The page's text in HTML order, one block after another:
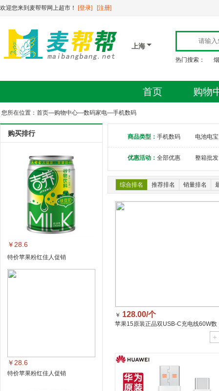
欢迎您来到麦帮帮网上超市！ [登录] [注册]
上海
热门搜索： 烟
首页 购物
您所在位置： 首页—购物中心—数码家电—手机数码
购买排行
￥28.6
特价苹果粉红佳人促销
￥28.6
特价苹果粉红佳人促销
商品类型： 手机数码 电池电宝
优惠活动： 全部优惠 整箱批发
综合排名 推荐排名 销量排名
￥ 128.00/个
苹果15原装正品双USB-C充电线60W数